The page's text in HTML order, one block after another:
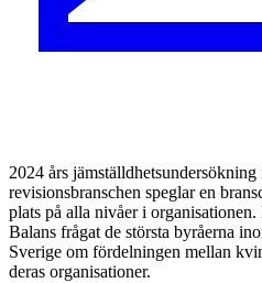
2024 års
revisionsbranschen speglar en
plats på alla nivåer i
Balans frågat de största byråerna
Sverige om fördelningen mellan
deras organisationer.